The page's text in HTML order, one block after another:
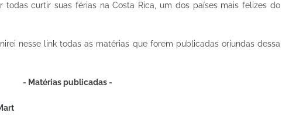
todas curtir suas férias na Costa Rica, um dos países mais felizes do
nesse link todas as matérias que forem publicadas oriundas dessa
- Matérias publicadas -